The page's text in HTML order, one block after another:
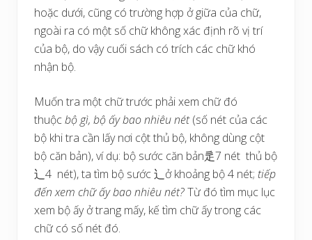
hoặc dưới, cũng có trường hợp ở giữa của chữ,
ngoài ra có một số chữ không xác định rõ vị trí
của bộ, do vậy cuối sách có trích các chữ khó
nhận bộ.
Muốn tra một chữ trước phải xem chữ đó
thuộcbộ gì, bộ ấy bao nhiêu nét(số nét của các
bộ khi tra cần lấy nơi cột thủ bộ, không dùng cột
bộ căn bản), ví dụ: bộ sước căn bản辵7 nét thủ bộ
辶4 nét), ta tìm bộ sước 辶ở khoảng bộ 4 nét; tiếp
đến xem chữ ấy bao nhiêu nét?Từ đó tìm mục lục
xem bộ ấy ở trang mấy, kế tìm chữ ấy trong các
chữ có số nét đó.